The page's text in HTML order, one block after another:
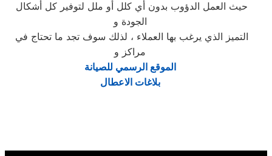
الجودة و
مراكز و
الموقع الرسمي للصيانة
بلاغات الاعطال